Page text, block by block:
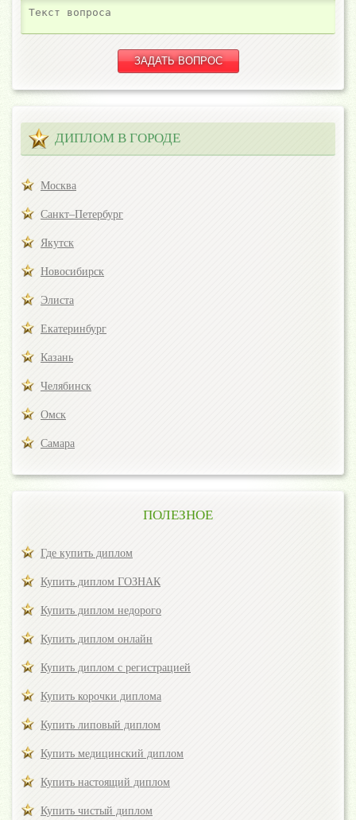
ДИПЛОМ В ГОРОДЕ
Москва
Санкт–Петербург
Якутск
Новосибирск
Элиста
Екатеринбург
Казань
Челябинск
Омск
Самара
ПОЛЕЗНОЕ
Где купить диплом
Купить диплом ГОЗНАК
Купить диплом недорого
Купить диплом онлайн
Купить диплом с регистрацией
Купить корочки диплома
Купить липовый диплом
Купить медицинский диплом
Купить настоящий диплом
Купить чистый диплом